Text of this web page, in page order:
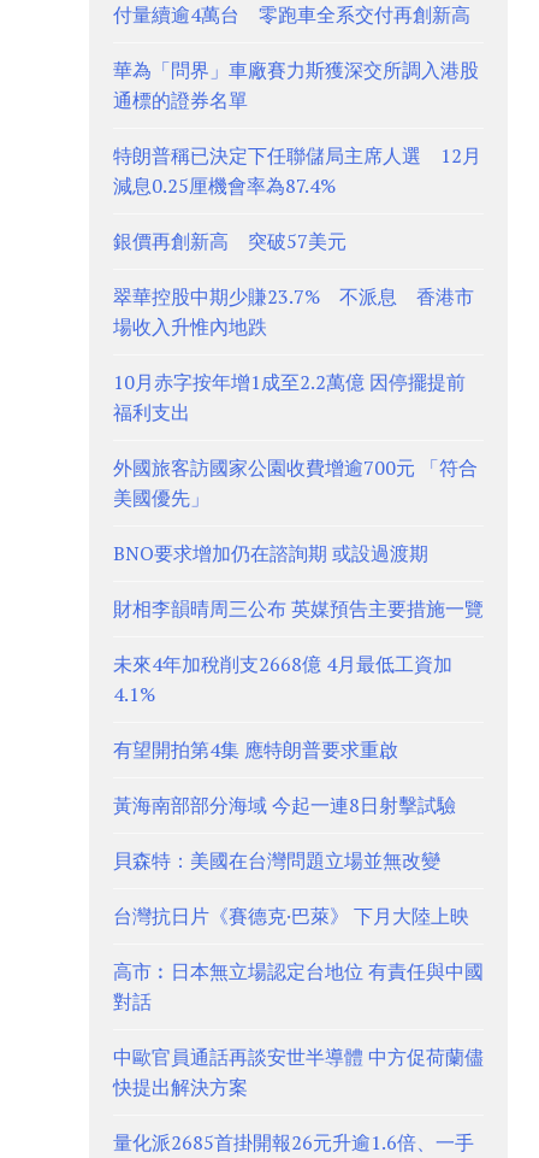
付量續逾4萬台 零跑車全系交付再創新高
華為「問界」車廠賽力斯獲深交所調入港股
通標的證券名單
特朗普稱已決定下任聯儲局主席人選 12月
減息0.25厘機會率為87.4%
銀價再創新高 突破57美元
翠華控股中期少賺23.7% 不派息 香港市
場收入升惟內地跌
10月赤字按年增1成至2.2萬億 因停擺提前
福利支出
外國旅客訪國家公園收費增逾700元 「符合
美國優先」
BNO要求增加仍在諮詢期 或設過渡期
財相李韻晴周三公布 英媒預告主要措施一覽
未來4年加稅削支2668億 4月最低工資加
4.1%
有望開拍第4集 應特朗普要求重啟
黃海南部部分海域 今起一連8日射擊試驗
貝森特：美國在台灣問題立場並無改變
台灣抗日片《賽德克·巴萊》 下月大陸上映
高市︰日本無立場認定台地位 有責任與中國
對話
中歐官員通話再談安世半導體 中方促荷蘭儘
快提出解決方案
量化派2685首掛開報26元升逾1.6倍、一手